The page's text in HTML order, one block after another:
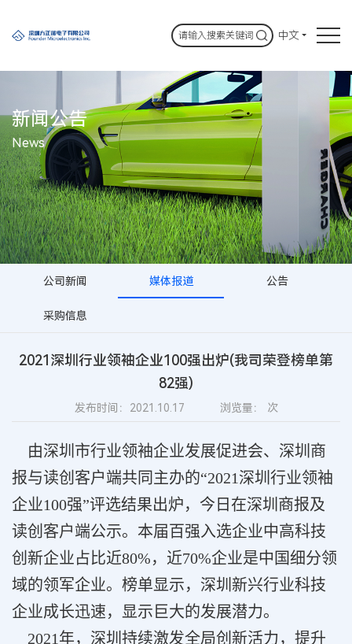
中文
新闻公告
News
公司新闻 媒体报道 公告
采购信息
2021深圳行业领袖企业100强出炉(我司荣登榜单第
82强)
发布时间：2021.10.17 浏览量： 次
由深圳市行业领袖企业发展促进会、深圳商
报与读创客户端共同主办的“2021深圳行业领袖
企业100强”评选结果出炉，今日在深圳商报及
读创客户端公示。本届百强入选企业中高科技
创新企业占比近80%，近70%企业是中国细分领
域的领军企业。榜单显示，深圳新兴行业科技
企业成长迅速，显示巨大的发展潜力。
2021年，深圳持续激发全局创新活力，提升